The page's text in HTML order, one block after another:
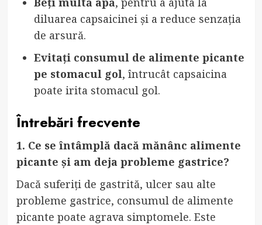
diluarea capsaicinei și a reduce senzația
de arsură.
Evitați consumul de alimente picante
pe stomacul gol, întrucât capsaicina
poate irita stomacul gol.
Întrebări frecvente
1. Ce se întâmplă dacă mănânc alimente
picante și am deja probleme gastrice?
Dacă suferiți de gastrită, ulcer sau alte
probleme gastrice, consumul de alimente
picante poate agrava simptomele. Este